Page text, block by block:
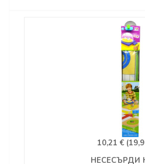
10,21 €
НЕСЕСЪРДИ